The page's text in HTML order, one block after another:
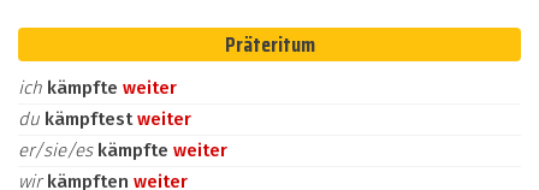
Präteritum
ich kämpfte weiter
du kämpftestweiter
er/sie/es kämpfte weiter
wirkämpften weiter